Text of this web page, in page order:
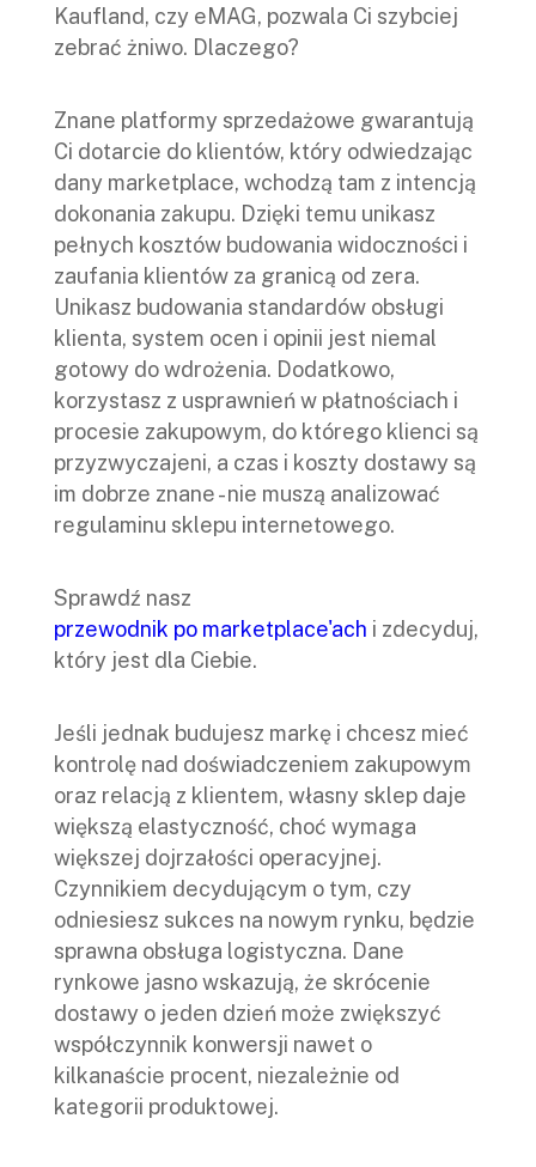
Kaufland, czy eMAG, pozwala Ci szybciej
zebrać żniwo. Dlaczego?
Znane platformy sprzedażowe gwarantują
Ci dotarcie do klientów, który odwiedzając
dany marketplace, wchodzą tam z intencją
dokonania zakupu. Dzięki temu unikasz
pełnych kosztów budowania widoczności i
zaufania klientów za granicą od zera.
Unikasz budowania standardów obsługi
klienta, system ocen i opinii jest niemal
gotowy do wdrożenia. Dodatkowo,
korzystasz z usprawnień w płatnościach i
procesie zakupowym, do którego klienci są
przyzwyczajeni, a czas i koszty dostawy są
im dobrze znane - nie muszą analizować
regulaminu sklepu internetowego.
Sprawdź nasz
przewodnik po marketplace'ach i zdecyduj,
który jest dla Ciebie.
Jeśli jednak budujesz markę i chcesz mieć
kontrolę nad doświadczeniem zakupowym
oraz relacją z klientem, własny sklep daje
większą elastyczność, choć wymaga
większej dojrzałości operacyjnej.
Czynnikiem decydującym o tym, czy
odniesiesz sukces na nowym rynku, będzie
sprawna obsługa logistyczna. Dane
rynkowe jasno wskazują, że skrócenie
dostawy o jeden dzień może zwiększyć
współczynnik konwersji nawet o
kilkanaście procent, niezależnie od
kategorii produktowej.